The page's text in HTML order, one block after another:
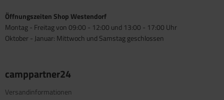
Öffnungszeiten Shop Westendorf
Montag - Freitag von 09:00 - 12:00 und 13:00 - 17:00 Uhr
Oktober - Januar: Mittwoch und Samstag geschlossen
camppartner24
Versandinformationen